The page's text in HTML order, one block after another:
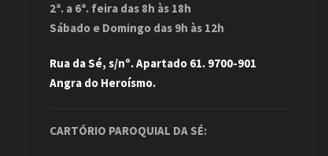
2ª. a 6ª. feira das 8h às 18h
Sábado e Domingo das 9h às 12h
Rua da Sé, s/nº. Apartado 61. 9700-901
Angra do Heroísmo.
CARTÓRIO PAROQUIAL DA SÉ: